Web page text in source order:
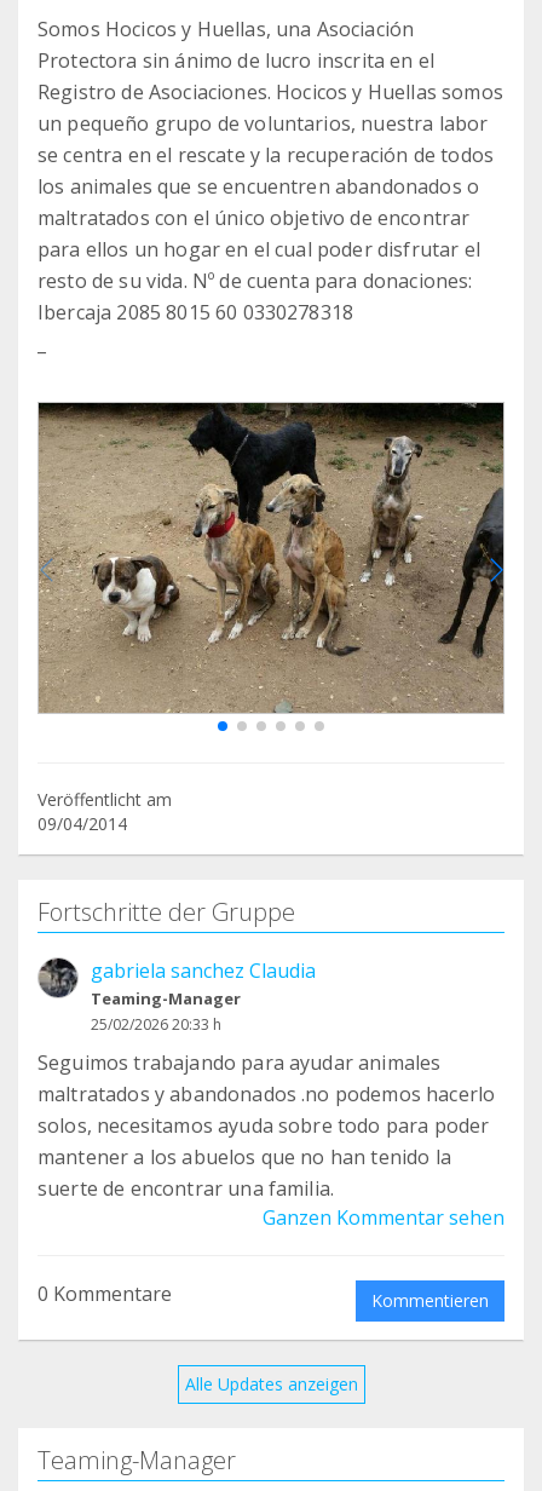
Somos Hocicos y Huellas, una Asociación
Protectora sin ánimo de lucro inscrita en el
Registro de Asociaciones. Hocicos y Huellas somos
un pequeño grupo de voluntarios, nuestra labor
se centra en el rescate y la recuperación de todos
los animales que se encuentren abandonados o
maltratados con el único objetivo de encontrar
para ellos un hogar en el cual poder disfrutar el
resto de su vida. Nº de cuenta para donaciones:
Ibercaja 2085 8015 60 0330278318
Veröffentlicht am
09/04/2014
Fortschritte der Gruppe
gabriela sanchez Claudia
Teaming-Manager
25/02/2026 20:33 h
Seguimos trabajando para ayudar animales
maltratados y abandonados .no podemos hacerlo
solos, necesitamos ayuda sobre todo para poder
mantener a los abuelos que no han tenido la
suerte de encontrar una familia.
Ganzen Kommentar sehen
0 Kommentare Kommentieren
Alle Updates anzeigen
Teaming-Manager